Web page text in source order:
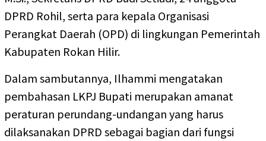
DPRD Rohil, serta para kepala Organisasi
Perangkat Daerah (OPD) di lingkungan Pemerintah
Kabupaten Rokan Hilir.
Dalam sambutannya, Ilhammi mengatakan
pembahasan LKPJ Bupati merupakan amanat
peraturan perundang-undangan yang harus
dilaksanakan DPRD sebagai bagian dari fungsi